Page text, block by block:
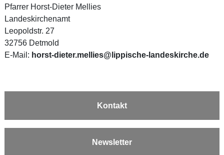
Pfarrer Horst-Dieter Mellies
Landeskirchenamt
Leopoldstr. 27
32756 Detmold
E-Mail: horst-dieter.mellies@lippische-landeskirche.de
Kontakt
Newsletter